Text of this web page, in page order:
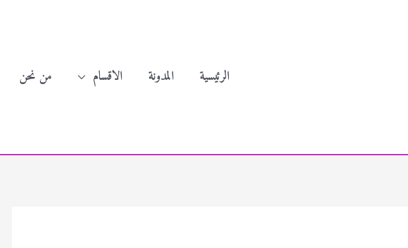
الرئيسية
المدونة الاقسام من نحن